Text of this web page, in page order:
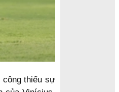
công thiếu sự